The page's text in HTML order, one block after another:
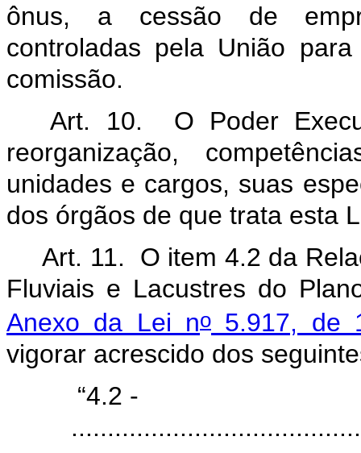
ônus, a cessão de
controladas pela União
comissão.
Art. 10. O Poder
reorganização,
unidades e cargos, suas
dos órgãos de que trata esta
Art. 11.
O item 4.2 da
Fluviais e Lacustres do
Anexo da Lei no 5.917, de
vigorar acrescido dos
“4.2 -